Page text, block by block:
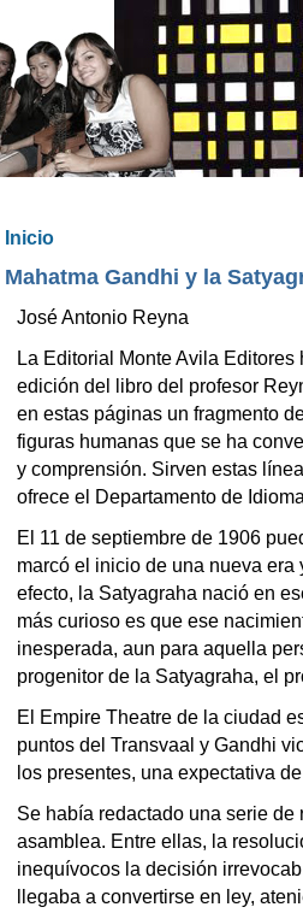
Inicio
Mahatma Gandhi y la
José Antonio Reyna
La Editorial Monte Avila
edición del libro del profesor
en estas páginas un fragmento
figuras humanas que se ha
y comprensión. Sirven estas
ofrece el Departamento de
El 11 de septiembre de 1906
marcó el inicio de una nueva
efecto, la Satyagraha nació en
más curioso es que ese
inesperada, aun para aquella
progenitor de la Satyagraha, el
El Empire Theatre de la ciudad
puntos del Transvaal y Gandhi
los presentes, una expectativa
Se había redactado una serie
asamblea. Entre ellas, la
inequívocos la decisión
llegaba a convertirse en ley,